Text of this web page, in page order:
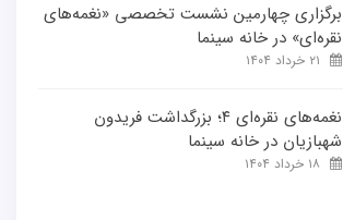
برگزاری چهارمین نشست تخصصی «نغمه‌های
نقره‌ای» در خانه سینما
نغمه‌های نقره‌ای ۴؛ بزرگداشت فریدون
شهبازیان در خانه سینما